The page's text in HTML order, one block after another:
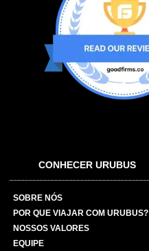
CONHECER URUBUS
SOBRE NÓS
POR QUE VIAJAR COM URUBUS?
NOSSOS VALORES
EQUIPE